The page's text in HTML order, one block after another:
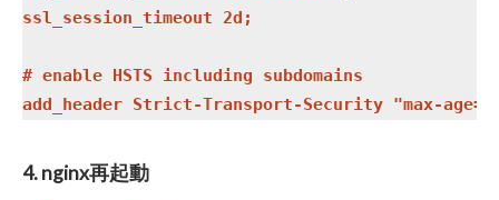
ssl_session_timeout 2d;
# enable HSTS including subdomains
4. nginx再起動